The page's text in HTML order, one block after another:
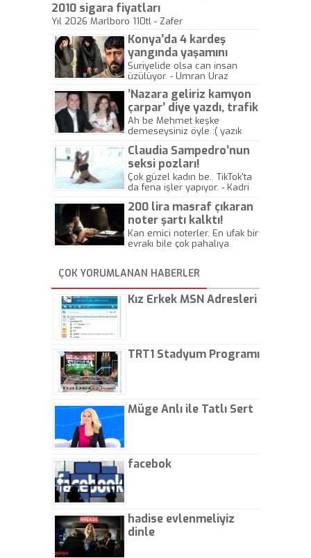
2010 sigara fiyatları
Yıl 2026 Marlboro 110tl - Zafer
Konya’da 4 kardeş
yangında yaşamını
yitirdi
Suriyelide olsa can insan
üzülüyor. - Umran Uraz
’Nazara geliriz kamyon
çarpar’ diye yazdı, trafik
kazasında öldü!
Ah be Mehmet keşke
demeseysiniz öyle :( yazık
Claudia Sampedro’nun
seksi pozları!
Çok güzel kadın be.. TikTok'ta
da fena işler yapıyor. - Kadri
200 lira masraf çıkaran
noter şartı kalktı!
Kan emici noterler. En ufak bir
evrakı bile çok pahalıya
kaptırıyorsunuz. - Kayhan
Gezenti
ÇOK YORUMLANAN HABERLER
Kız Erkek MSN Adresleri
TRT1 Stadyum Programı
Müge Anlı ile Tatlı Sert
facebok
hadise evlenmeliyiz
dinle